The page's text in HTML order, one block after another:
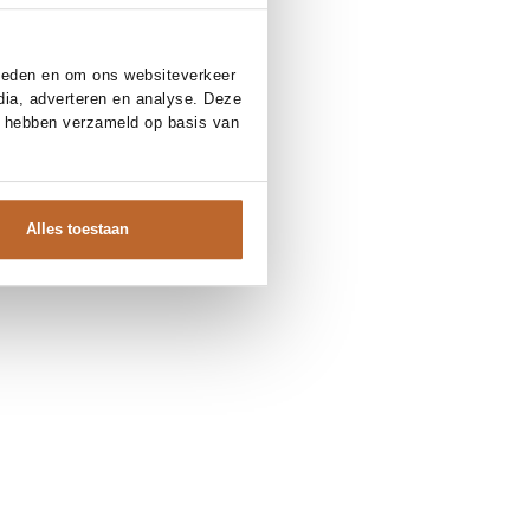
en om ons websiteverkeer
adverteren en analyse. Deze
verzameld op basis van
Alles toestaan